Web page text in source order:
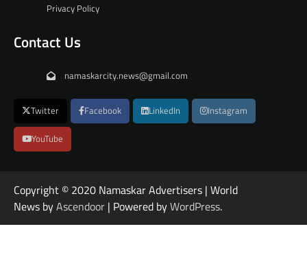
Privacy Policy
Contact Us
namaskarcity.news@gmail.com
Twitter Facebook LinkedIn Instagram
YouTube
Copyright © 2020 Namaskar Advertisers | World
News byAscendoor | Powered byWordPress.